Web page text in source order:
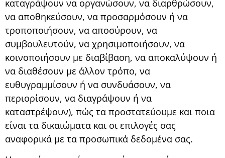
καταγράψουν να οργανώσουν, να διαρθρώσουν,
να αποθηκεύσουν, να προσαρμόσουν ή να
τροποποιήσουν, να αποσύρουν, να
συμβουλευτούν, να χρησιμοποιήσουν, να
κοινοποιήσουν με διαβίβαση, να αποκαλύψουν ή
να διαθέσουν με άλλον τρόπο, να
ευθυγραμμίσουν ή να συνδυάσουν, να
περιορίσουν, να διαγράψουν ή να
καταστρέψουν), πώς τα προστατεύουμε και ποια
είναι τα δικαιώματα και οι επιλογές σας
αναφορικά με τα προσωπικά δεδομένα σας.